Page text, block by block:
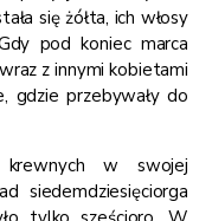
się żółta, ich włosy
pod koniec marca
z innymi kobietami
gdzie przebywały do
krewnych w swojej
siedemdziesięciorga